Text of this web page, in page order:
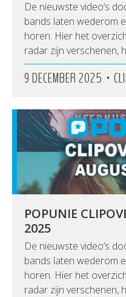
De nieuwste video’s
bands laten wederom
horen. Hier het
radar zijn verschenen,
9 DECEMBER 2025 •
POPUNIE
2025
De nieuwste video’s
bands laten wederom
horen. Hier het
radar zijn verschenen,